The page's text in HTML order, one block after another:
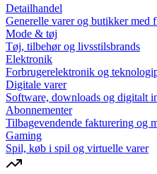
Detailhandel
Generelle varer og butikker med
Mode & tøj
Tøj, tilbehør og livsstilsbrands
Elektronik
Forbrugerelektronik og
Digitale varer
Software, downloads og digitalt
Abonnementer
Tilbagevendende fakturering og
Gaming
Spil, køb i spil og virtuelle varer